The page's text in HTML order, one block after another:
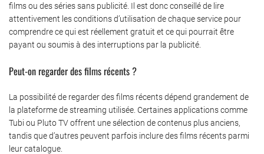
films ou des séries sans publicité. Il est donc conseillé de lire
attentivement les conditions d’utilisation de chaque service pour
comprendre ce qui est réellement gratuit et ce qui pourrait être
payant ou soumis à des interruptions par la publicité.
Peut-on regarder des films récents ?
La possibilité de regarder des films récents dépend grandement de
la plateforme de streaming utilisée. Certaines applications comme
Tubi ou Pluto TV offrent une sélection de contenus plus anciens,
tandis que d’autres peuvent parfois inclure des films récents parmi
leur catalogue.